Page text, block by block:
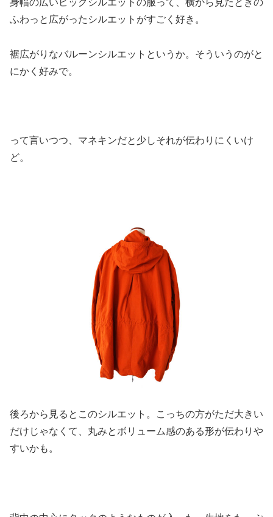
身幅の広いビッグシルエットの服って、横から見たときの
ふわっと広がったシルエットがすごく好き。
裾広がりなバルーンシルエットというか。そういうのがと
にかく好みで。
って言いつつ、マネキンだと少しそれが伝わりにくいけ
ど。
後ろから見るとこのシルエット。こっちの方がただ大きい
だけじゃなくて、丸みとボリューム感のある形が伝わりや
すいかも。